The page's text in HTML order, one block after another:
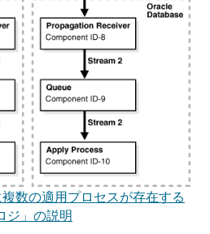
数の適用プロセスが存在する
ジ」の説明